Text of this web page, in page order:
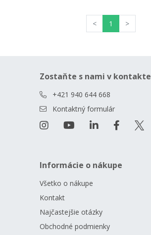
< 1 >
Zostaňte s nami v kontakte
+421 940 644 668
Kontaktný formulár
Informácie o nákupe
Všetko o nákupe
Kontakt
Najčastejšie otázky
Obchodné podmienky